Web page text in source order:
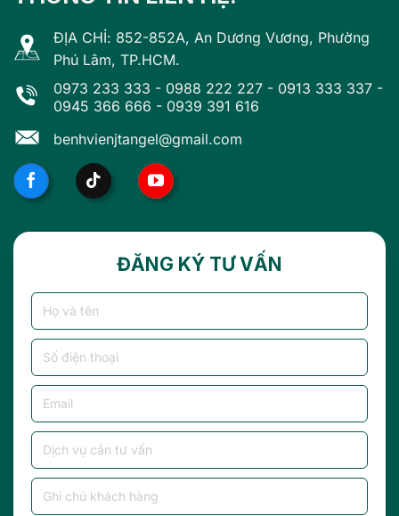
ĐỊA CHỈ: 852-852A, An Dương Vương, Phường
Phú Lâm, TP.HCM.
0973 233 333 - 0988 222 227 - 0913 333 337 -
0945 366 666 - 0939 391 616
benhvienjtangel@gmail.com
ĐĂNG KÝ TƯ VẤN